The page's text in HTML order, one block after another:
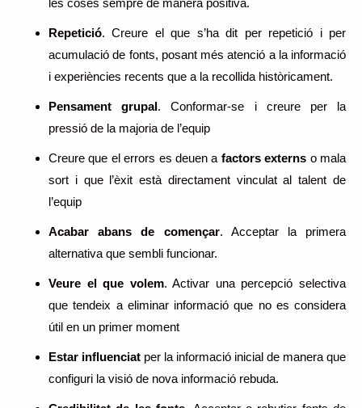
les coses sempre de manera positiva.
Repetició. Creure el que s’ha dit per repetició i per
acumulació de fonts, posant més atenció a la informació
i experiències recents que a la recollida històricament.
Pensament grupal. Conformar-se i creure per la
pressió de la majoria de l’equip
Creure que el errors es deuen a factors externs o mala
sort i que l’èxit està directament vinculat al talent de
l’equip
Acabar abans de començar. Acceptar la primera
alternativa que sembli funcionar.
Veure el que volem. Activar una percepció selectiva
que tendeix a eliminar informació que no es considera
útil en un primer moment
Estar influenciat per la informació inicial de manera que
configuri la visió de nova informació rebuda.